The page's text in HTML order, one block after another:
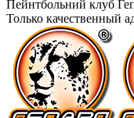
Пейнтбольний клуб
Только качественный